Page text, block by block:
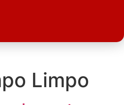
Limpo